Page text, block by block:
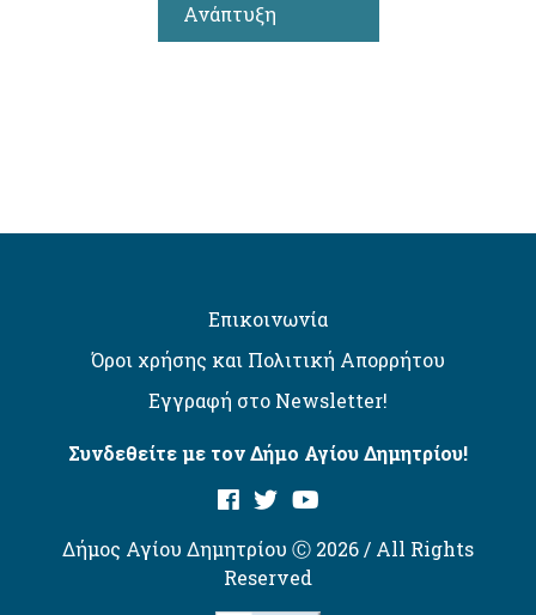
Ανάπτυξη
Επικοινωνία
Όροι χρήσης και Πολιτική Απορρήτου
Εγγραφή στο Newsletter!
Συνδεθείτε με τον Δήμο Αγίου Δημητρίου!
Δήμος Αγίου Δημητρίου Ⓒ 2026 / All Rights
Reserved